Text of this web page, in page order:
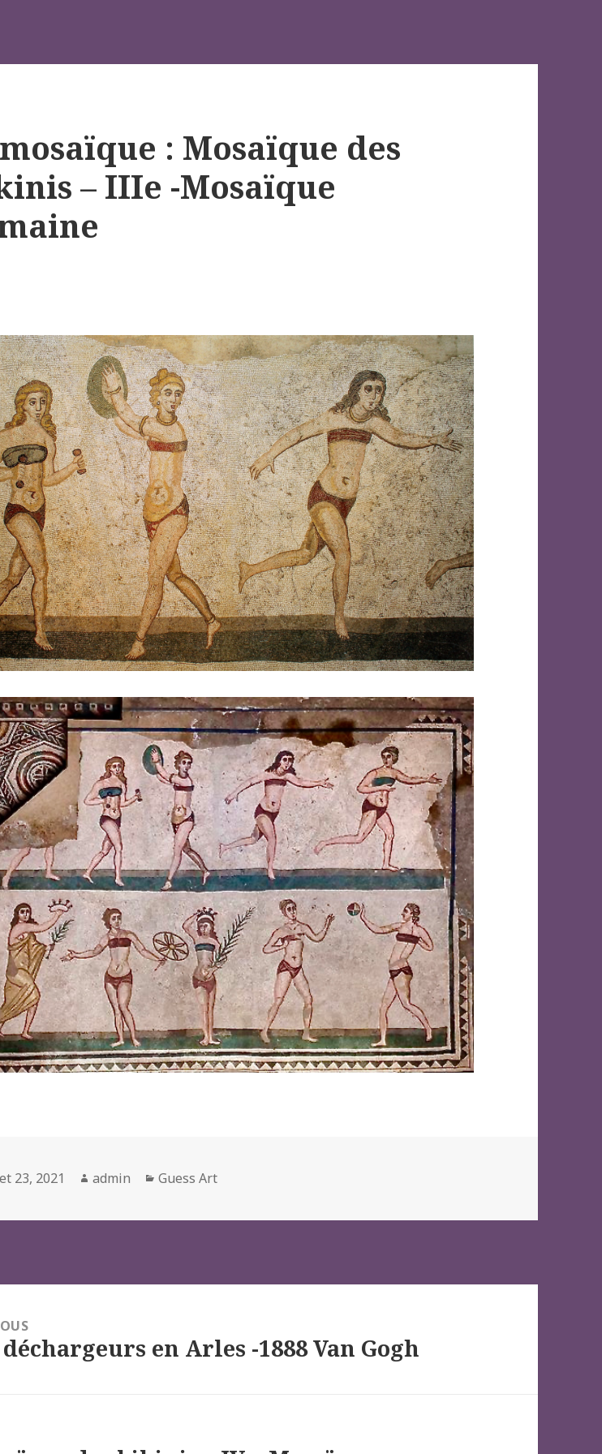
: Mosaïque des
– IIIe -Mosaïque
23, 2021 Author
admin Categories
Guess Art
déchargeurs en Arles -1888 Van Gogh